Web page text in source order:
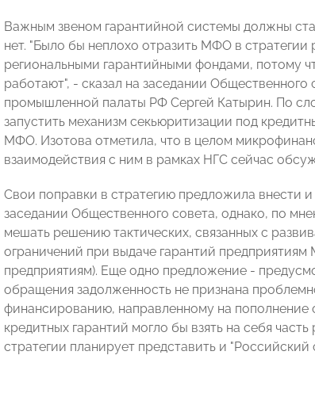
Важным звеном гарантийной системы должны
нет. "Было бы неплохо отразить МФО в
региональными гарантийными фондами, потому
работают", - сказал на заседании
промышленной палаты РФ Сергей Катырин. По
запустить механизм секьюритизации под
МФО. Изотова отметила, что в целом
взаимодействия с ним в рамках НГС сейчас
Свои поправки в стратегию предложила внести
заседании Общественного совета, однако, по
мешать решению тактических, связанных с
ограничений при выдаче гарантий
предприятиям). Еще одно предложение -
обращения задолженность не признана
финансированию, направленному на пополнение
кредитных гарантий могло бы взять на себя
стратегии планирует представить и